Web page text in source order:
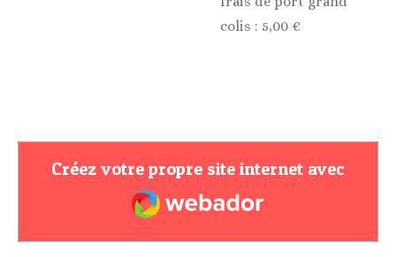
colis : 5,00 €
Créez votre propre site internet avec
Webador